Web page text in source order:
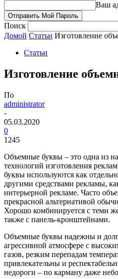
Ваш
Поиск
Домой Статьи Изготовление
Статьи
Изготовление
По
administrator
-
05.03.2020
0
1245
Объемные буквы – это одна из
технологий изготовления
буквы используются как
другими средствами рекламы,
интерьерной рекламе. Часто
прекрасной альтернативой
Хорошо комбинируется с теми
также с панель-кронштейнами.
Объемные буквы надежны и
агрессивной атмосфере с
газов, резким перепадам
привлекательны и
недороги – по карману даже